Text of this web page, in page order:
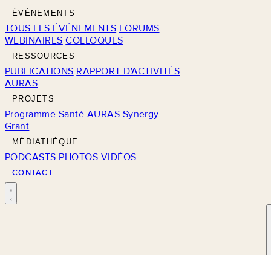
ÉVÉNEMENTS
TOUS LES ÉVÉNEMENTS FORUMS
WEBINAIRES COLLOQUES
RESSOURCES
PUBLICATIONS RAPPORT D'ACTIVITÉS
AURAS
PROJETS
Programme Santé AURAS Synergy
Grant
MÉDIATHÈQUE
PODCASTS PHOTOS VIDÉOS
CONTACT